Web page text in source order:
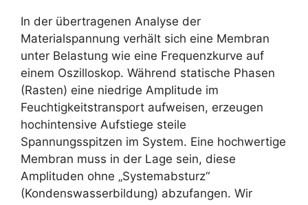
In der übertragenen Analyse der
Materialspannung verhält sich eine Membran
unter Belastung wie eine Frequenzkurve auf
einem Oszilloskop. Während statische Phasen
(Rasten) eine niedrige Amplitude im
Feuchtigkeitstransport aufweisen, erzeugen
hochintensive Aufstiege steile
Spannungsspitzen im System. Eine hochwertige
Membran muss in der Lage sein, diese
Amplituden ohne „Systemabsturz“
(Kondenswasserbildung) abzufangen. Wir